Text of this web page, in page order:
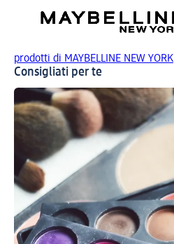
prodotti di MAYBELLINE NEW YORK
Consigliati per te